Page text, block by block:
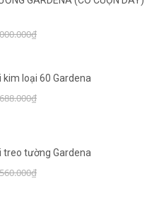
loại 60 Gardena
treo tường Gardena